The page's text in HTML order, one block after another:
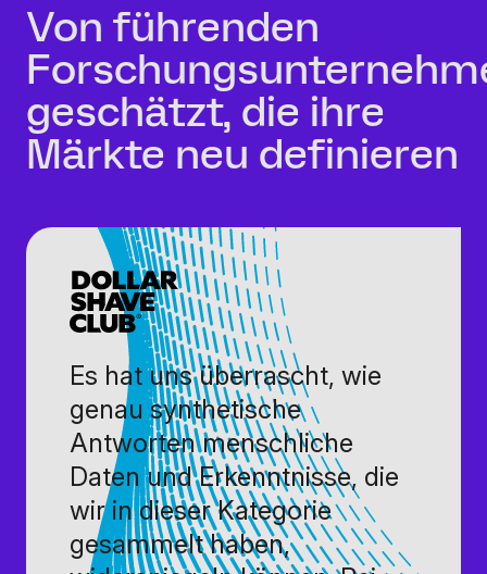
Von führenden
geschätzt, die ihre
Märkte neu definieren
Es hat uns überrascht, wie
genau synthetische
Antworten menschliche
Daten und Erkenntnisse, die
wir in dieser Kategorie
gesammelt haben,